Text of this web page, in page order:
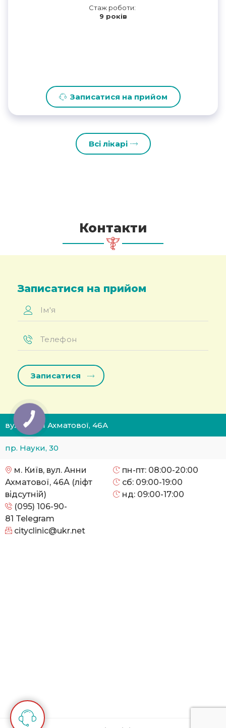
Стаж роботи:
9 років
Записатися на прийом
Всі лікарі
Контакти
Записатися на прийом
Ім'я
Телефон
вул. Анни Ахматової, 46А
м. Київ, вул. Анни
Ахматової, 46А (ліфт
відсутній)
(095) 106-90-
81 Telegram
cityclinic@ukr.net
пн-пт: 08:00-20:00
сб: 09:00-19:00
нд: 09:00-17:00
пр. Науки, 30